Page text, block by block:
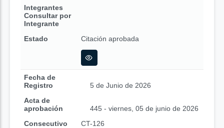
Integrantes
Consultar por
Integrante
Estado
Citación aprobada
Fecha de
Registro
5 de Junio de 2026
Acta de
aprobación
445 - viernes, 05 de junio de 2026
Consecutivo
CT-126